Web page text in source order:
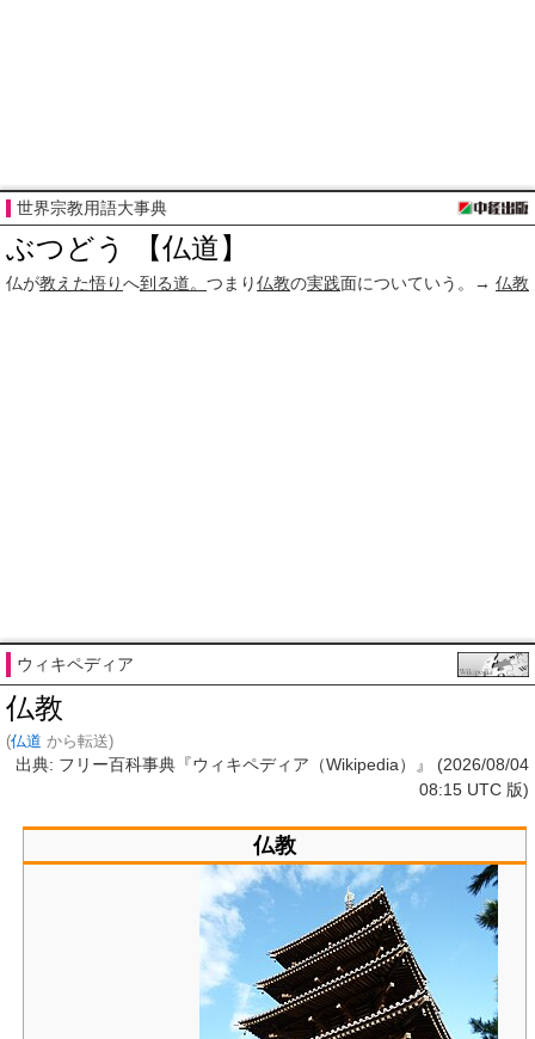
世界宗教用語大事典
ぶつどう 【仏道】
仏が教えた悟りへ到る道。 つまり仏教の実践面についていう。→ 仏教
ウィキペディア
仏教
(仏道 から転送)
出典: フリー百科事典『ウィキペディア（Wikipedia）』 (2026/08/04
08:15 UTC 版)
仏教